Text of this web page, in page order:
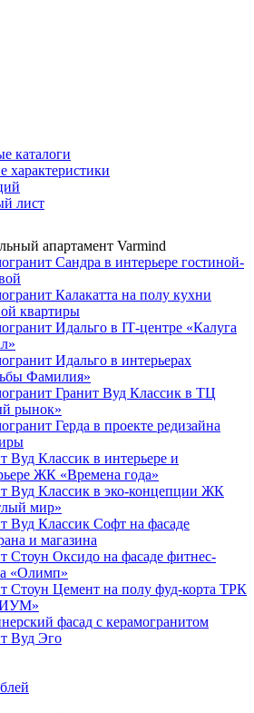
каталоги
характеристики
лист
апартамент Varmind
Сандра в интерьере гостиной-
Калакатта на полу кухни
квартиры
Идальго в IТ-центре «Калуга
Идальго в интерьерах
Фамилия»
Гранит Вуд Классик в ТЦ
рынок»
Герда в проекте редизайна
Вуд Классик в интерьере и
ЖК «Времена года»
Вуд Классик в эко-концепции ЖК
мир»
Вуд Классик Софт на фасаде
и магазина
Стоун Оксидо на фасаде фитнес-
«Олимп»
Стоун Цемент на полу фуд-корта ТРК
фасад с керамогранитом
Вуд Эго